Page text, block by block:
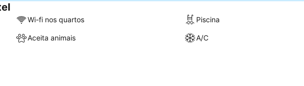
Wi-fi nos quartos Piscina
Aceita animais A/C